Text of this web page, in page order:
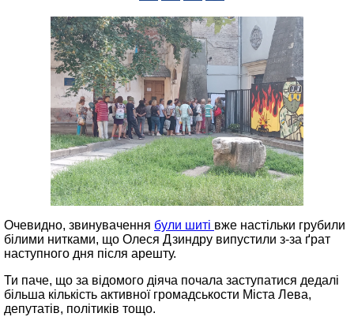
Очевидно, звинувачення були шиті вже настільки грубили
білими нитками, що Олеся Дзиндру випустили з‑за ґрат
наступного дня після арешту.
Ти паче, що за відомого діяча почала заступатися дедалі
більша кількість активної громадськости Міста Лева,
депутатів, політиків тощо.